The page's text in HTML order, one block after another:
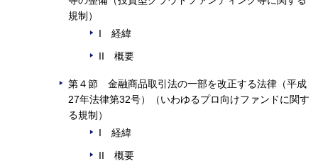
規制）
I 経緯
II 概要
第４節 金融商品取引法の一部を改正する法律（平成
27年法律第32号）（いわゆるプロ向けファンドに関す
る規制）
I 経緯
II 概要